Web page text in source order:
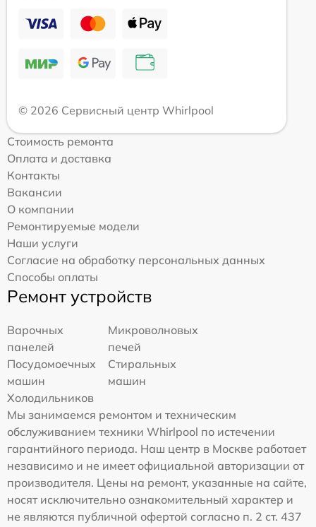
© 2026 Сервисный центр Whirlpool
Стоимость ремонта
Оплата и доставка
Контакты
Вакансии
О компании
Ремонтируемые модели
Наши услуги
Согласие на обработку персональных данных
Способы оплаты
Ремонт устройств
Варочных
панелей
Микроволновых
печей
Посудомоечных
машин
Стиральных
машин
Холодильников
Мы занимаемся ремонтом и техническим
обслуживанием техники Whirlpool по истечении
гарантийного периода. Наш центр в Москве работает
независимо и не имеет официальной авторизации от
производителя. Цены на ремонт, указанные на сайте,
носят исключительно ознакомительный характер и
не являются публичной офертой согласно п. 2 ст. 437